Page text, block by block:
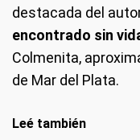
destacada del
encontrado sin
Colmenita,
de Mar del Plata.
Leé también